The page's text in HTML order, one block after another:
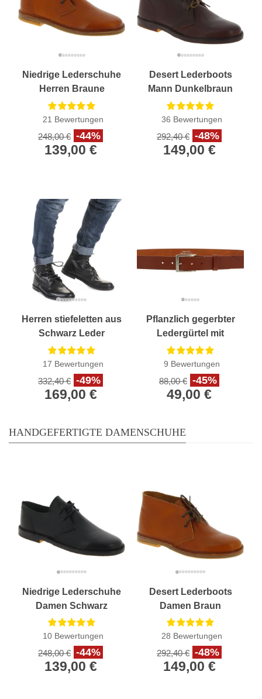
Niedrige Lederschuhe
Herren Braune
Handgefertigt in Italien
21 Bewertungen
248,00 € -44%
139,00 €
Desert Lederboots
Mann Dunkelbraun
Handgefertigt in Italien
36 Bewertungen
292,40 € -48%
149,00 €
Herren stiefeletten aus
Schwarz Leder
Handgefertigt in Italien
17 Bewertungen
332,40 € -49%
169,00 €
Pflanzlich gegerbter
Ledergürtel mit
klassischer
Metallschnalle
9 Bewertungen
88,00 € -45%
49,00 €
HANDGEFERTIGTE DAMENSCHUHE
Niedrige Lederschuhe
Damen Schwarz
Handgefertigt in Italien
10Bewertungen
248,00 € -44%
139,00 €
Desert Lederboots
Damen Braun
Handgefertigt in Italien
28 Bewertungen
292,40 € -48%
149,00 €